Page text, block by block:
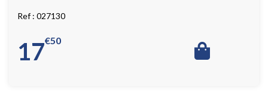
027130
17 50
€